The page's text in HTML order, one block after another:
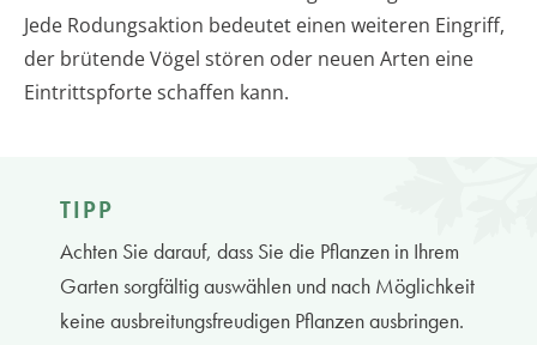
Jede Rodungsaktion bedeutet einen weiteren Eingriff,
der brütende Vögel stören oder neuen Arten eine
Eintrittspforte schaffen kann.
TIPP
Achten Sie darauf, dass Sie die Pflanzen in Ihrem
Garten sorgfältig auswählen und nach Möglichkeit
keine ausbreitungsfreudigen Pflanzen ausbringen.